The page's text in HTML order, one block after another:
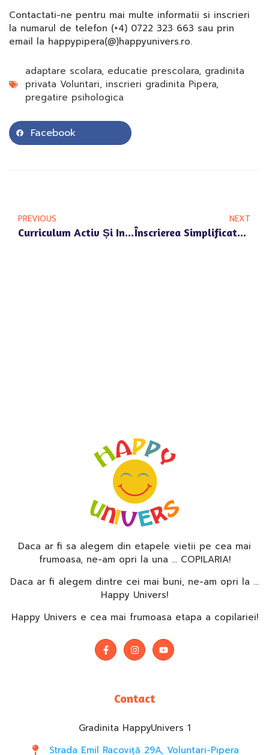
Contactati-ne pentru mai multe informatii si inscrieri
la numarul de telefon (+4) 0722 323 663 sau prin
email la happypipera(@)happyunivers.ro.
adaptare scolara, educatie prescolara, gradinita
privata Voluntari, inscrieri gradinita Pipera,
pregatire psihologica
Facebook
PREVIOUS
Curriculum Activ Și Interactiv La Grădinița Privată Happy Univers Pipera
NEXT
Înscrierea Simplificată La Grădinița Privată Happy Univers Din Pipera
Daca ar fi sa alegem din etapele vietii pe cea mai
frumoasa, ne-am opri la una … COPILARIA!
Daca ar fi alegem dintre cei mai buni, ne-am opri la …
Happy Univers!
Happy Univers e cea mai frumoasa etapa a copilariei!
Contact
Gradinita HappyUnivers 1
Strada Emil Racoviță 29A, Voluntari-Pipera